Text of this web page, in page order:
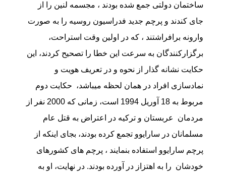
ساختمان دولتی جمع شده بودند ، مجسمه لنین را از
جای کندند و پرچم جدید فدراسیون روسیه را به صورت
وارونه برافراشتند ، که در اولین وقت استراحت،
برگزارکنندگان به سرعت این خطا را تصحیح کردند، این
حکایت نشانه گذار از نحوه و در تعریف هویت و
نمادسازی افراد در همان لحظه میباشد، حکایت دوم
مربوط به 18 آوریل 1994 است، زمانی که 2000 نفر از
مردمان عربستان و ترکیه در اعتراض به قتل عام
مسلمانان در سارایوو تجمع کرده بودند، بجای اینکه از
پرچم سارایوو استفاده بنمایند ، پرچم های کشورهای
خودشان را به اهتزاز در آورده بودند. در نهایت، او به